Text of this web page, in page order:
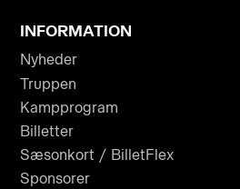
INFORMATION
Nyheder
Truppen
Kampprogram
Billetter
Sæsonkort / BilletFlex
Sponsorer